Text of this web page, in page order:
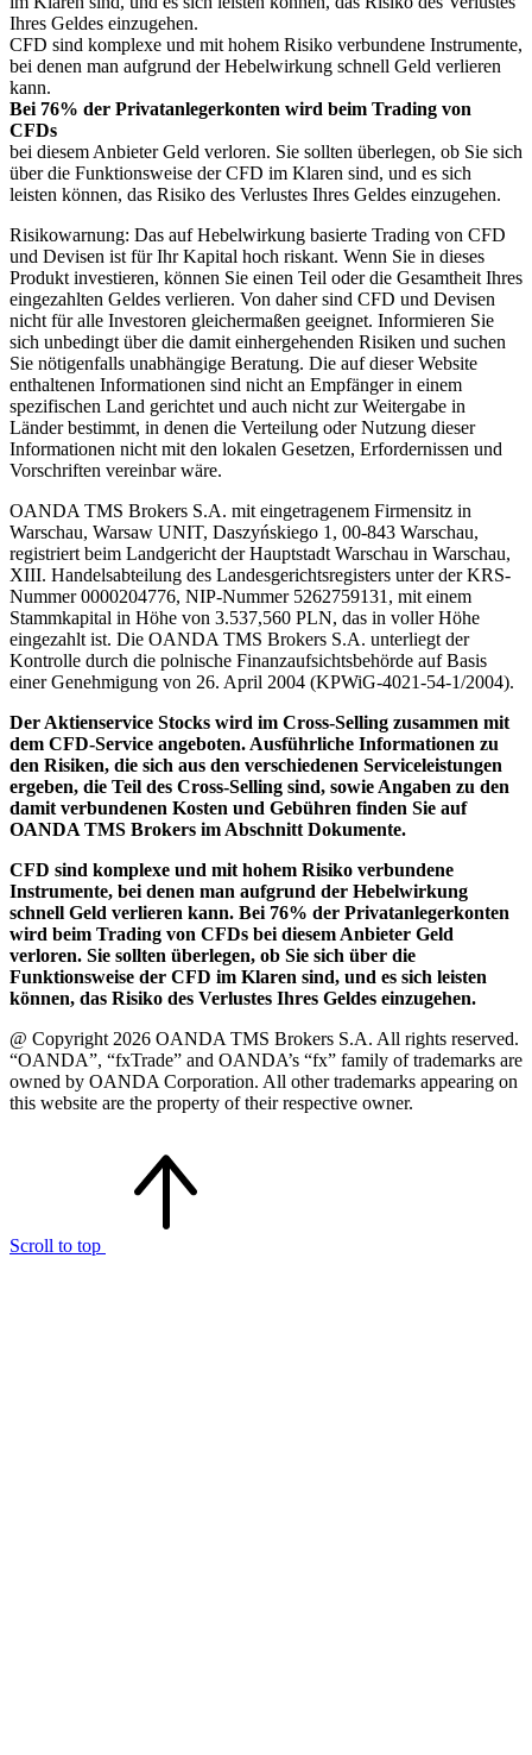
Ihres Geldes einzugehen.
CFD sind komplexe und mit hohem Risiko verbundene Instrumente,
bei denen man aufgrund der Hebelwirkung schnell Geld verlieren
kann.
Bei 76% der Privatanlegerkonten wird beim Trading von
CFDs
bei diesem Anbieter Geld verloren. Sie sollten überlegen, ob Sie sich
über die Funktionsweise der CFD im Klaren sind, und es sich
leisten können, das Risiko des Verlustes Ihres Geldes einzugehen.
Risikowarnung: Das auf Hebelwirkung basierte Trading von CFD
und Devisen ist für Ihr Kapital hoch riskant. Wenn Sie in dieses
Produkt investieren, können Sie einen Teil oder die Gesamtheit Ihres
eingezahlten Geldes verlieren. Von daher sind CFD und Devisen
nicht für alle Investoren gleichermaßen geeignet. Informieren Sie
sich unbedingt über die damit einhergehenden Risiken und suchen
Sie nötigenfalls unabhängige Beratung. Die auf dieser Website
enthaltenen Informationen sind nicht an Empfänger in einem
spezifischen Land gerichtet und auch nicht zur Weitergabe in
Länder bestimmt, in denen die Verteilung oder Nutzung dieser
Informationen nicht mit den lokalen Gesetzen, Erfordernissen und
Vorschriften vereinbar wäre.
OANDA TMS Brokers S.A. mit eingetragenem Firmensitz in
Warschau, Warsaw UNIT, Daszyńskiego 1, 00-843 Warschau,
registriert beim Landgericht der Hauptstadt Warschau in Warschau,
XIII. Handelsabteilung des Landesgerichtsregisters unter der KRS-
Nummer 0000204776, NIP-Nummer 5262759131, mit einem
Stammkapital in Höhe von 3.537,560 PLN, das in voller Höhe
eingezahlt ist. Die OANDA TMS Brokers S.A. unterliegt der
Kontrolle durch die polnische Finanzaufsichtsbehörde auf Basis
einer Genehmigung von 26. April 2004 (KPWiG-4021-54-1/2004).
Der Aktienservice Stocks wird im Cross-Selling zusammen mit
dem CFD-Service angeboten. Ausführliche Informationen zu
den Risiken, die sich aus den verschiedenen Serviceleistungen
ergeben, die Teil des Cross-Selling sind, sowie Angaben zu den
damit verbundenen Kosten und Gebühren finden Sie auf
OANDA TMS Brokers im Abschnitt Dokumente.
CFD sind komplexe und mit hohem Risiko verbundene
Instrumente, bei denen man aufgrund der Hebelwirkung
schnell Geld verlieren kann. Bei 76% der Privatanlegerkonten
wird beim Trading von CFDs bei diesem Anbieter Geld
verloren. Sie sollten überlegen, ob Sie sich über die
Funktionsweise der CFD im Klaren sind, und es sich leisten
können, das Risiko des Verlustes Ihres Geldes einzugehen.
@ Copyright 2026 OANDA TMS Brokers S.A. All rights reserved.
“OANDA”, “fxTrade” and OANDA’s “fx” family of trademarks are
owned by OANDA Corporation. All other trademarks appearing on
this website are the property of their respective owner.
Scroll to top